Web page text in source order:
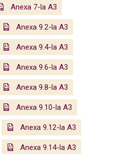
Anexa 7-la A3
Anexa 9.2-la A3
Anexa 9.4-la A3
Anexa 9.6-la A3
Anexa 9.8-la A3
Anexa 9.10-la A3
Anexa 9.12-la A3
Anexa 9.14-la A3